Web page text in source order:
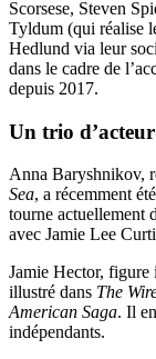
Scorsese, Steven
Tyldum (qui réalise
Hedlund via leur
dans le cadre de
depuis 2017.
Un trio
Anna Baryshnikov,
Sea, a récemment
tourne actuellement
avec Jamie Lee
Jamie Hector, figure
illustré dans The
American Saga. Il
indépendants.